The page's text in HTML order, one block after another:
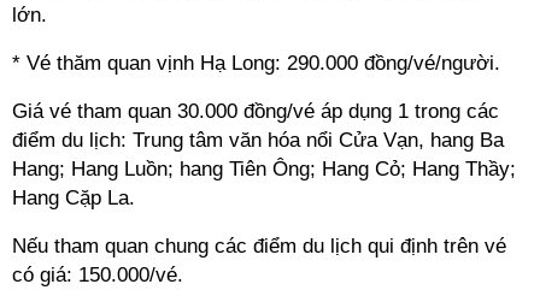
lớn.
* Vé thăm quan vịnh Hạ Long: 290.000 đồng/vé/người.
Giá vé tham quan 30.000 đồng/vé áp dụng 1 trong các
điểm du lịch: Trung tâm văn hóa nổi Cửa Vạn, hang Ba
Hang; Hang Luồn; hang Tiên Ông; Hang Cỏ; Hang Thầy;
Hang Cặp La.
Nếu tham quan chung các điểm du lịch qui định trên vé
có giá: 150.000/vé.